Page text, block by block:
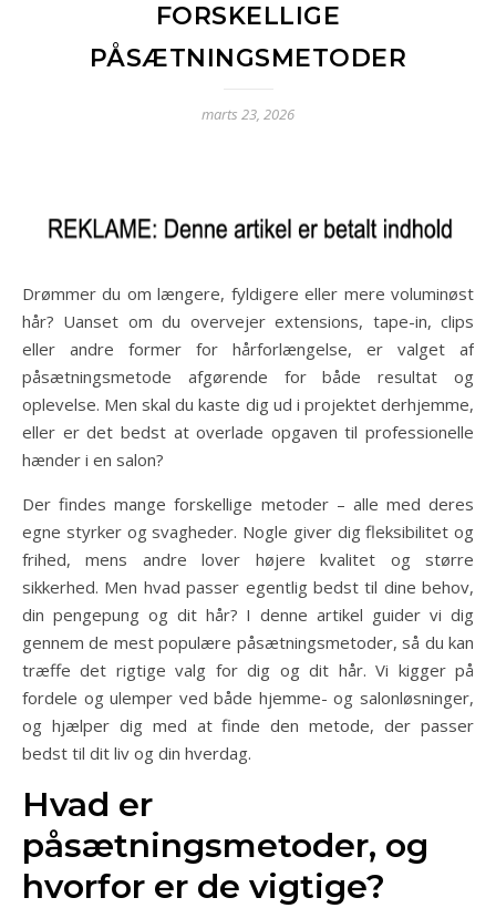
FORSKELLIGE
PÅSÆTNINGSMETODER
marts 23, 2026
Drømmer du om længere, fyldigere eller mere voluminøst
hår? Uanset om du overvejer extensions, tape-in, clips
eller andre former for hårforlængelse, er valget af
påsætningsmetode afgørende for både resultat og
oplevelse. Men skal du kaste dig ud i projektet derhjemme,
eller er det bedst at overlade opgaven til professionelle
hænder i en salon?
Der findes mange forskellige metoder – alle med deres
egne styrker og svagheder. Nogle giver dig fleksibilitet og
frihed, mens andre lover højere kvalitet og større
sikkerhed. Men hvad passer egentlig bedst til dine behov,
din pengepung og dit hår? I denne artikel guider vi dig
gennem de mest populære påsætningsmetoder, så du kan
træffe det rigtige valg for dig og dit hår. Vi kigger på
fordele og ulemper ved både hjemme- og salonløsninger,
og hjælper dig med at finde den metode, der passer
bedst til dit liv og din hverdag.
Hvad er
påsætningsmetoder, og
hvorfor er de vigtige?